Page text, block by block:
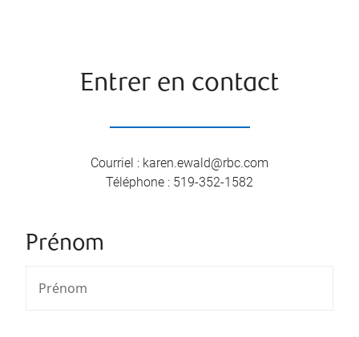
Entrer en contact
Courriel : karen.ewald@rbc.com
Téléphone : 519-352-1582
Prénom